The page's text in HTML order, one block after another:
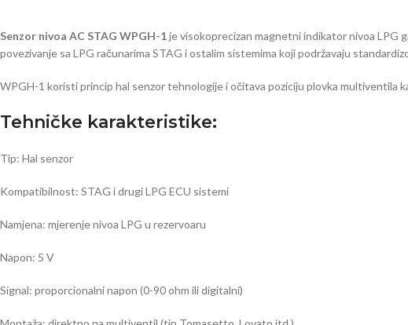
Senzor nivoa AC STAG WPGH-1je visokoprecizan magnetni indikator nivoa LPG
povezivanje sa LPG računarima STAG i ostalim sistemima koji podržavaju
WPGH-1 koristi princip hal senzor tehnologije i očitava poziciju plovka multiventila
Tehničke karakteristike:
Tip: Hal senzor
Kompatibilnost: STAG i drugi LPG ECU sistemi
Namjena: mjerenje nivoa LPG u rezervoaru
Napon: 5 V
Signal: proporcionalni napon (0-90 ohm ili digitalni)